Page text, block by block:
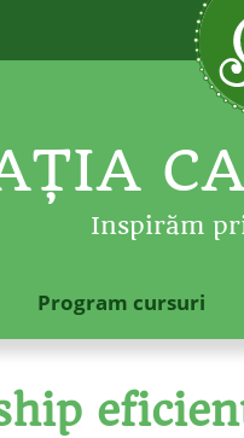
Inspirăm
Program cursuri